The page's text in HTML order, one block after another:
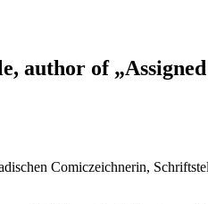
author of
Comiczeichnerin,